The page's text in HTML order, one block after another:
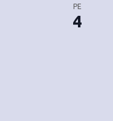
PE
4